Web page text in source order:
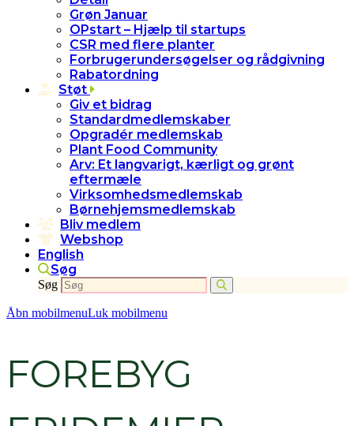
Grøn Januar
OPstart – Hjælp til startups
CSR med flere planter
Forbrugerundersøgelser og rådgivning
Rabatordning
Støt
Giv et bidrag
Standardmedlemskaber
Opgradér medlemskab
Plant Food Community
Arv: Et langvarigt, kærligt og grønt
eftermæle
Virksomhedsmedlemskab
Børnehjemsmedlemskab
Bliv medlem
Webshop
English
Søg
Søg
Åbn mobilmenuLuk mobilmenu
FOREBYG